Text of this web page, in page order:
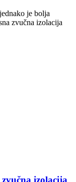
je bolja
zvučna izolacija
izolacija